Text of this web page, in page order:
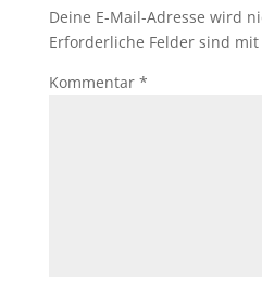
Deine E-Mail-Adresse wird
Erforderliche Felder sind mit
Kommentar *